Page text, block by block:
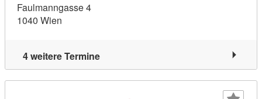
Faulmanngasse 4
1040 Wien
4 weitere Termine